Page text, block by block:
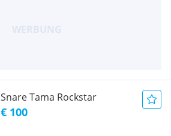
Snare Tama Rockstar
€ 100